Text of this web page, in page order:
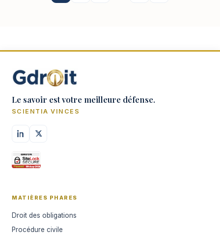
Le savoir est votre meilleure défense.
SCIENTIA VINCES
MATIÈRES PHARES
Droit des obligations
Procédure civile